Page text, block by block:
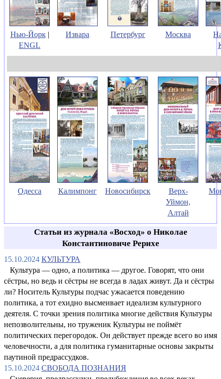
Нью-Йорк|
ENGL
Извара Петербург Москва
Одесса Калимпонг Новосибирск
Верх-
Уймон,
Алтай
Статьи из журнала «Восход» о Николае
Константиновиче Рерихе
15.10.2024 КУЛЬТУРА
Культура — одно, а политика — другое. Говорят, что они
сёстры, но ведь и сёстры не всегда в ладах живут. Да и сёстры
ли? Носитель Культуры подчас ужасается поведению
политика, а тот ехидно высмеивает идеализм культурного
деятеля. С точки зрения политика многие действия Культуры
непозволительны, но труженик Культуры не поймёт
политических перегородок. Он действует прежде всего во имя
человечности, а для политика гуманитарные основы закрыты
паутиной предрассудков.
15.10.2024 СВОБОДА ПОЗНАНИЯ